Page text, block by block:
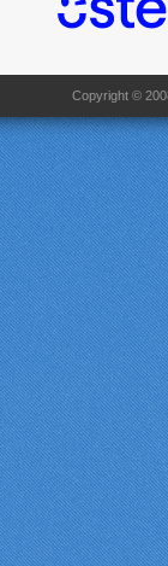
Copyright ©